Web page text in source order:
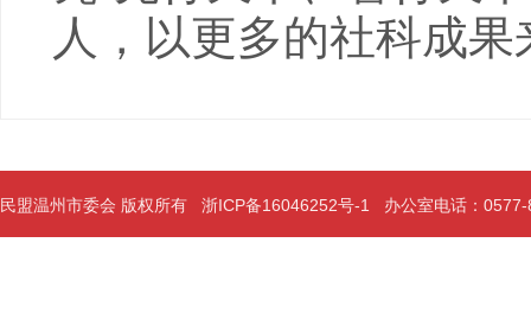
人，以更多的社科成
民盟温州市委会 版权所有 浙ICP备16046252号-1 办公室电话：